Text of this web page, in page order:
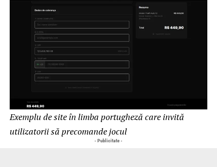
Exemplu de site în limba portugheză care invită
utilizatorii să precomande jocul
- Publicitate -